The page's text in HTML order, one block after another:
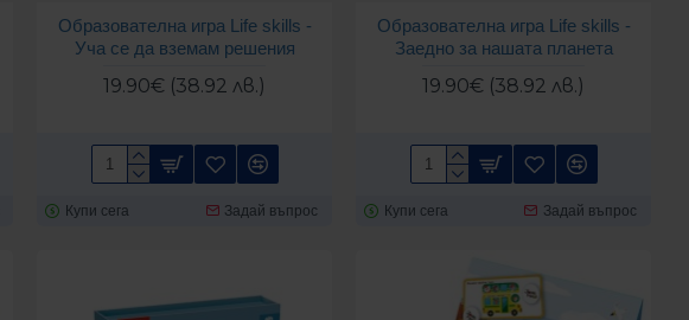
Образователна игра Life skills -
Уча се да вземам решения
19.90€ (38.92 лв.)
Купи сега Задай въпрос
Образователна игра Life skills -
Заедно за нашата планета
19.90€ (38.92 лв.)
Купи сега Задай въпрос